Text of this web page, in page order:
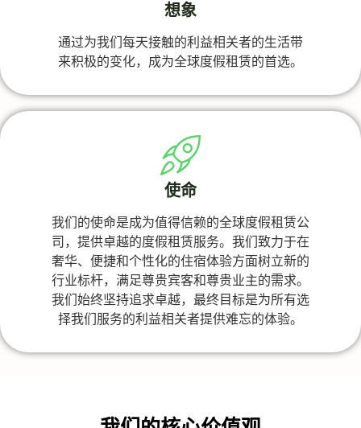
想象
通过为我们每天接触的利益相关者的生活带
来积极的变化，成为全球度假租赁的首选。
使命
我们的使命是成为值得信赖的全球度假租赁公
司，提供卓越的度假租赁服务。我们致力于在
奢华、便捷和个性化的住宿体验方面树立新的
行业标杆，满足尊贵宾客和尊贵业主的需求。
我们始终坚持追求卓越，最终目标是为所有选
择我们服务的利益相关者提供难忘的体验。